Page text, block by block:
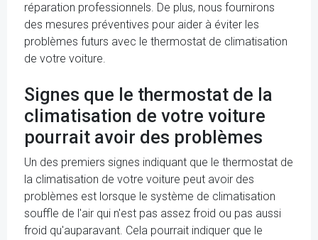
réparation professionnels. De plus, nous fournirons
des mesures préventives pour aider à éviter les
problèmes futurs avec le thermostat de climatisation
de votre voiture.
Signes que le thermostat de la
climatisation de votre voiture
pourrait avoir des problèmes
Un des premiers signes indiquant que le thermostat de
la climatisation de votre voiture peut avoir des
problèmes est lorsque le système de climatisation
souffle de l'air qui n'est pas assez froid ou pas aussi
froid qu'auparavant. Cela pourrait indiquer que le